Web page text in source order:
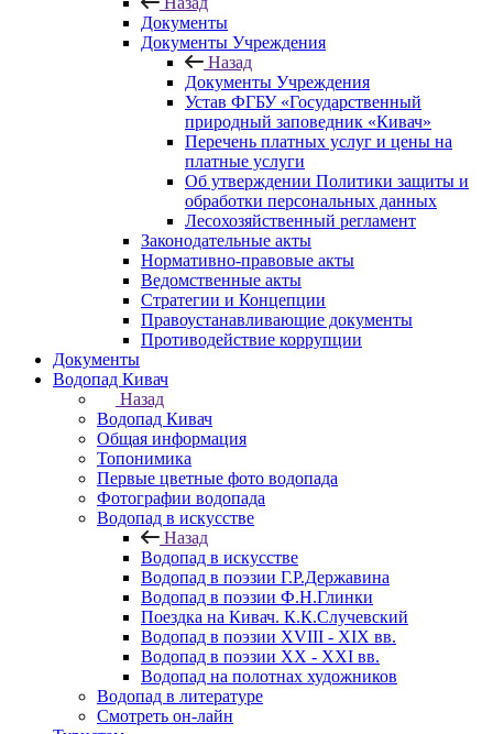
Документы
Документы Учреждения
Назад
Документы Учреждения
Устав ФГБУ «Государственный
природный заповедник «Кивач»
Перечень платных услуг и цены на
платные услуги
Об утверждении Политики защиты и
обработки персональных данных
Лесохозяйственный регламент
Законодательные акты
Нормативно-правовые акты
Ведомственные акты
Стратегии и Концепции
Правоустанавливающие документы
Противодействие коррупции
Документы
Водопад Кивач
Назад
Водопад Кивач
Общая информация
Топонимика
Первые цветные фото водопада
Фотографии водопада
Водопад в искусстве
Назад
Водопад в искусстве
Водопад в поэзии Г.Р.Державина
Водопад в поэзии Ф.Н.Глинки
Поездка на Кивач. К.К.Случевский
Водопад в поэзии XVIII - XIX вв.
Водопад в поэзии XX - XXI вв.
Водопад на полотнах художников
Водопад в литературе
Смотреть он-лайн